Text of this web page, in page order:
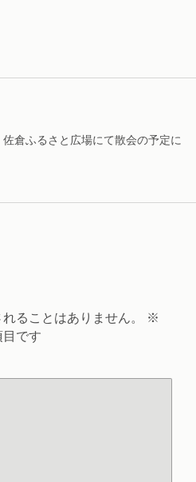
倉ふるさと広場にて散会の予定に
ることはありません。
※
です